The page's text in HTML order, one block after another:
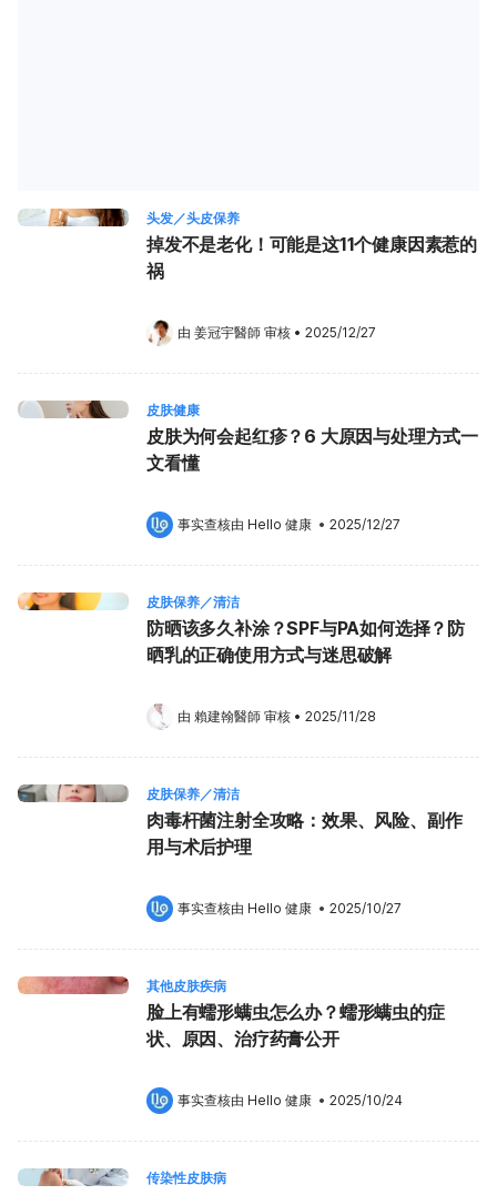
头发／头皮保养
掉发不是老化！可能是这11个健康因素惹的
祸
由 姜冠宇醫師 审核 • 2025/12/27
皮肤健康
皮肤为何会起红疹？6 大原因与处理方式一
文看懂
事实查核由 Hello 健康 • 2025/12/27
皮肤保养／清洁
防晒该多久补涂？SPF与PA如何选择？防
晒乳的正确使用方式与迷思破解
由 賴建翰醫師 审核 • 2025/11/28
皮肤保养／清洁
肉毒杆菌注射全攻略：效果、风险、副作
用与术后护理
事实查核由 Hello 健康 • 2025/10/27
其他皮肤疾病
脸上有蠕形螨虫怎么办？蠕形螨虫的症
状、原因、治疗药膏公开
事实查核由 Hello 健康 • 2025/10/24
传染性皮肤病